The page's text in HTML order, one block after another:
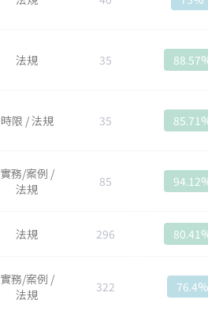
法規 35
時限 / 法規 35
實務/案例 /
法規
85
法規 296
實務/案例 /
法規
322 76.4%